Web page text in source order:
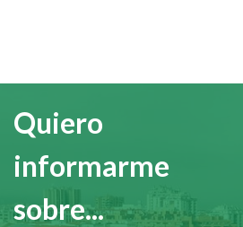
Quiero
informarme
sobre...